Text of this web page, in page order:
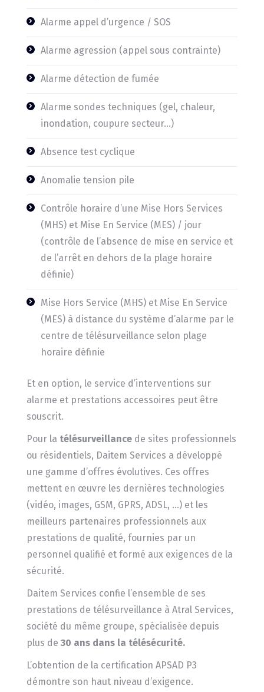
Alarme appel d’urgence / SOS
Alarme agression (appel sous contrainte)
Alarme détection de fumée
Alarme sondes techniques (gel, chaleur,
inondation, coupure secteur…)
Absence test cyclique
Anomalie tension pile
Contrôle horaire d’une Mise Hors Services
(MHS) et Mise En Service (MES) / jour
(contrôle de l’absence de mise en service et
de l’arrêt en dehors de la plage horaire
définie)
Mise Hors Service (MHS) et Mise En Service
(MES) à distance du système d’alarme par le
centre de télésurveillance selon plage
horaire définie
Et en option, le service d’interventions sur
alarme et prestations accessoires peut être
souscrit.
Pour la télésurveillancede sites professionnels
ou résidentiels, Daitem Services a développé
une gamme d’offres évolutives. Ces offres
mettent en œuvre les dernières technologies
(vidéo, images, GSM, GPRS, ADSL, …) et les
meilleurs partenaires professionnels aux
prestations de qualité, fournies par un
personnel qualifié et formé aux exigences de la
sécurité.
Daitem Services confie l’ensemble de ses
prestations de télésurveillance à Atral Services,
société du même groupe, spécialisée depuis
plus de 30 ans dans la télésécurité.
L’obtention de la certification APSAD P3
démontre son haut niveau d’exigence.